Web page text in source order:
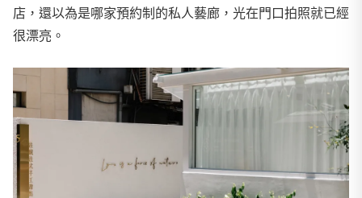
店，還以為是哪家預約制的私人藝廊，光在門口拍照就已經
很漂亮。